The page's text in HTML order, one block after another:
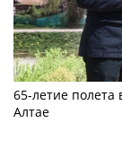
65-летие полета
Алтае